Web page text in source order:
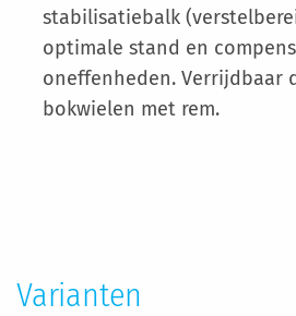
stabilisatiebalk
optimale stand en
oneffenheden. Verrijdbaar
bokwielen met rem.
Varianten